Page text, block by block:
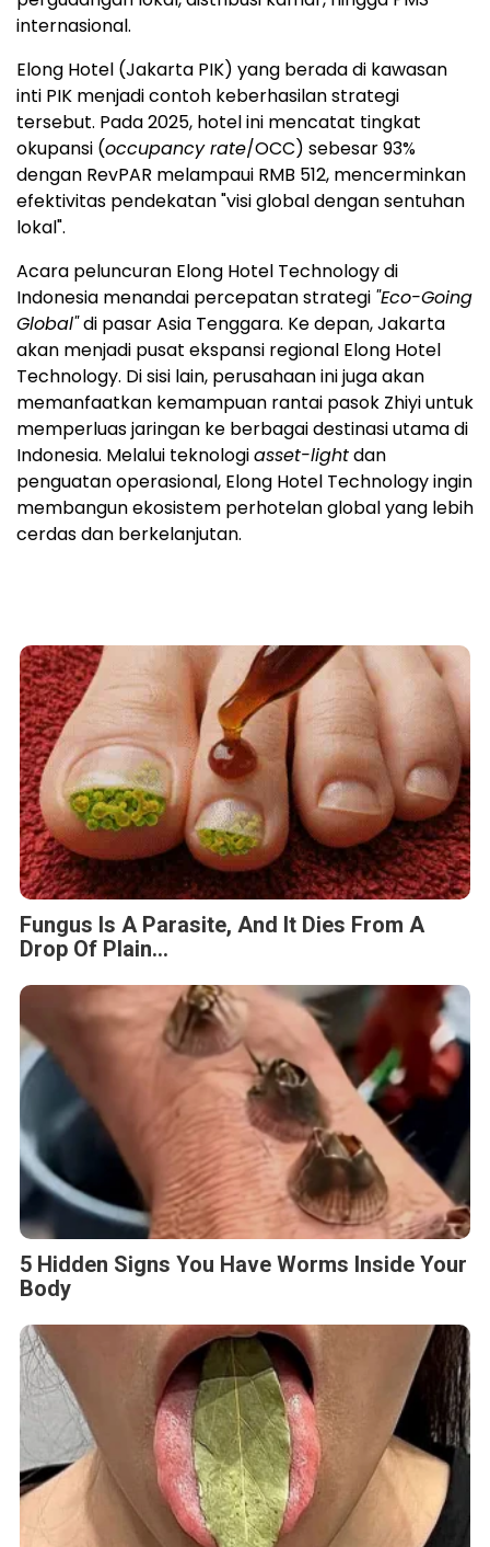
internasional.
Elong Hotel (Jakarta PIK) yang berada di kawasan
inti PIK menjadi contoh keberhasilan strategi
tersebut. Pada 2025, hotel ini mencatat tingkat
okupansi (occupancy rate/OCC) sebesar 93%
dengan RevPAR melampaui RMB 512, mencerminkan
efektivitas pendekatan "visi global dengan sentuhan
lokal".
Acara peluncuran Elong Hotel Technology di
Indonesia menandai percepatan strategi "Eco-Going
Global"di pasar Asia Tenggara. Ke depan, Jakarta
akan menjadi pusat ekspansi regional Elong Hotel
Technology. Di sisi lain, perusahaan ini juga akan
memanfaatkan kemampuan rantai pasok Zhiyi untuk
memperluas jaringan ke berbagai destinasi utama di
Indonesia. Melalui teknologiasset-lightdan
penguatan operasional, Elong Hotel Technology ingin
membangun ekosistem perhotelan global yang lebih
cerdas dan berkelanjutan.
Fungus Is A Parasite, And It Dies From A
Drop Of Plain...
5 Hidden Signs You Have Worms Inside Your
Body